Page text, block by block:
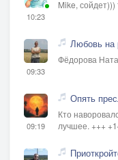
10:23
Mike,
09:33
Любовь на
Фёдорова
09:19
Опять
Кто
лучшее. +++